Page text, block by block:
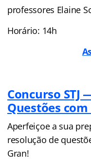
professores Elaine
Horário: 14h
Concurso STJ
Questões
Aperfeiçoe a sua
resolução de
Gran!